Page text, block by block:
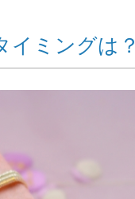
イミングは？